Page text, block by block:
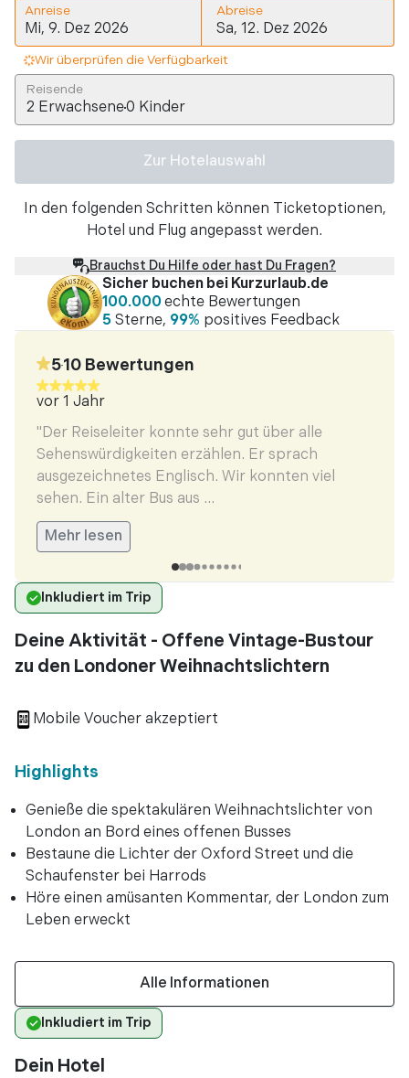
Anreise Abreise
Reisende
2 Erwachsene0 Kinder
Zur Hotelauswahl
In den folgenden Schritten können Ticketoptionen,
Hotel und Flug angepasst werden.
Brauchst Du Hilfe oder hast Du Fragen?
Sicher buchen bei Kurzurlaub.de
100.000echte Bewertungen
5 Sterne, 99% positives Feedback
5•10 Bewertungen
vor 1 Jahr
"Der Reiseleiter konnte sehr gut über alle
Sehenswürdigkeiten erzählen. Er sprach
ausgezeichnetes Englisch. Wir konnten viel
sehen. Ein alter Bus aus ...
Mehr lesen
Inkludiert im Trip
Deine Aktivität - Offene Vintage-Bustour
zu den Londoner Weihnachtslichtern
Mobile Voucher akzeptiert
Highlights
Genieße die spektakulären Weihnachtslichter von
London an Bord eines offenen Busses
Bestaune die Lichter der Oxford Street und die
Schaufenster bei Harrods
Höre einen amüsanten Kommentar, der London zum
Leben erweckt
Alle Informationen
Inkludiert im Trip
Dein Hotel